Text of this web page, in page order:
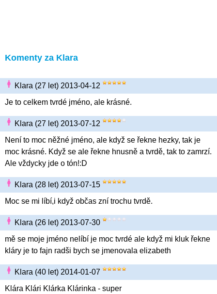
Komenty za Klara
Klara (27 let) 2013-04-12
Je to celkem tvrdé jméno, ale krásné.
Klara (27 let) 2013-07-12
Není to moc něžné jméno, ale když se řekne hezky, tak je
moc krásné. Když se ale řekne hnusně a tvrdě, tak to zamrzí.
Ale vždycky jde o tón!:D
Klara (28 let) 2013-07-15
Moc se mi líbí,i když občas zní trochu tvrdě.
Klara (26 let) 2013-07-30
mě se moje jméno nelíbí je moc tvrdé ale když mi kluk řekne
kláry je to fajn radši bych se jmenovala elizabeth
Klara (40 let) 2014-01-07
Klára Klári Klárka Klárinka - super